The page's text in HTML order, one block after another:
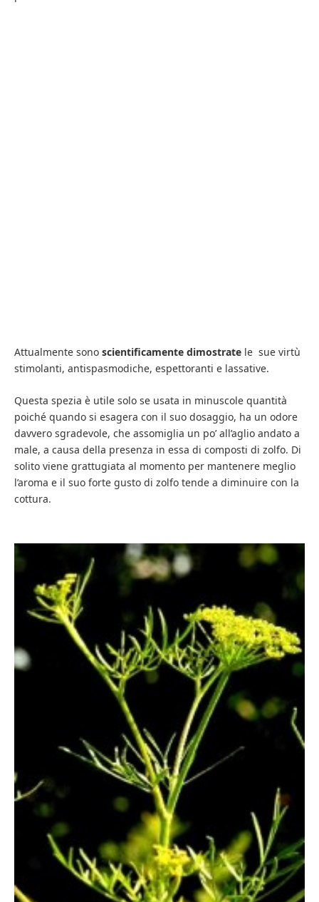
Attualmente sono scientificamente dimostrate le sue virtù
stimolanti, antispasmodiche, espettoranti e lassative.
Questa spezia è utile solo se usata in minuscole quantità
poiché quando si esagera con il suo dosaggio, ha un odore
davvero sgradevole, che assomiglia un po’ all’aglio andato a
male, a causa della presenza in essa di composti di zolfo. Di
solito viene grattugiata al momento per mantenere meglio
l’aroma e il suo forte gusto di zolfo tende a diminuire con la
cottura.